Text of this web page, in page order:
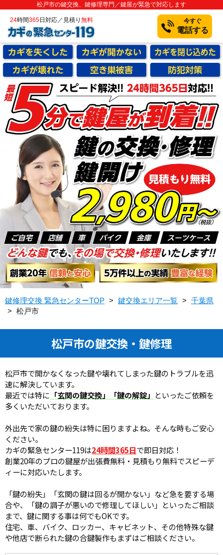
松戸市の鍵交換、鍵修理専門／鍵屋が緊急で対応します
24時間365日対応／見積り 無料 今すぐ
電話する
鍵修理交換 緊急センターTOP > 鍵交換エリア一覧 > 千葉県
> 松戸市
松戸市の鍵交換・鍵修理
松戸市で開かなくなった鍵や壊れてしまった鍵のトラブルを迅
速に解決しています。
最近では特に 「玄関の鍵交換」「鍵の解錠」 といったご依頼を
多くいただいております。
外出先で家の鍵の紛失は特に困りますよね。そんな時もご安心
ください。
カギの緊急センター119は24時間365日で即日対応！
創業20年のプロの鍵屋が出張費無料・見積もり無料でスピーデ
ィーに対応いたします。
「鍵の紛失」「玄関の鍵は回るが開かない」など急を要する場
合や、「鍵の調子が悪いので修理してほしい」といったご相談
まで、鍵に関する事は何でもOKです。
住宅、車、バイク、ロッカー、キャビネット、その他特殊な鍵
や他店で断られた鍵の合鍵製作もまずはご相談ください。